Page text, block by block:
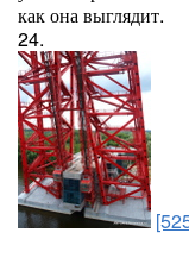
как она выглядит.
24.